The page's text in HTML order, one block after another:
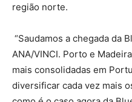
região norte.
“Saudamos a chegada da
ANA/VINCI. Porto e
mais consolidadas em
diversificar cada vez mais